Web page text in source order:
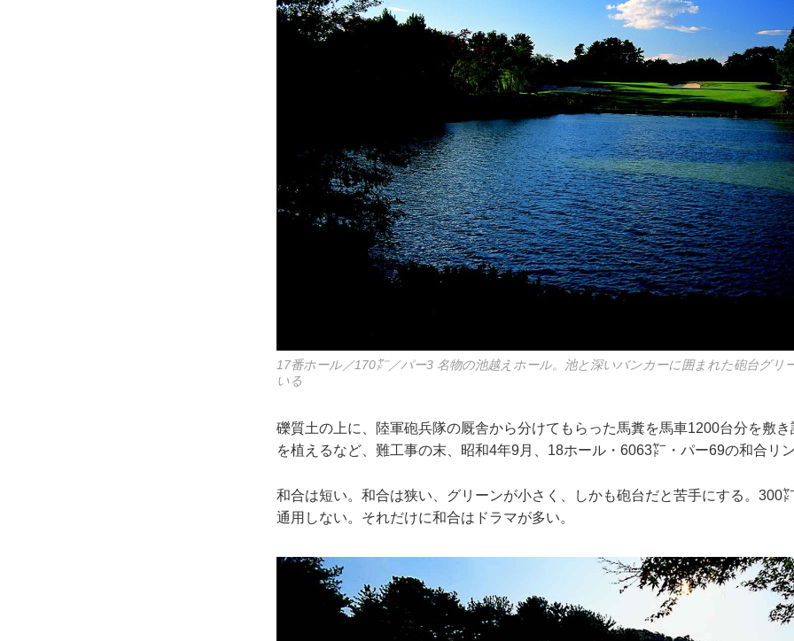
17番ホール／170㍎／パー3 名物の池越えホール。池と深いバンカーに囲まれた砲台グリ
いる
礫質土の上に、陸軍砲兵隊の厩舎から分けてもらった馬糞を馬車1200台分を敷
を植えるなど、難工事の末、昭和4年9月、18ホール・6063㍎・パー69の和合リ
和合は短い。和合は狭い、グリーンが小さく、しかも砲台だと苦手にする。300
通用しない。それだけに和合はドラマが多い。